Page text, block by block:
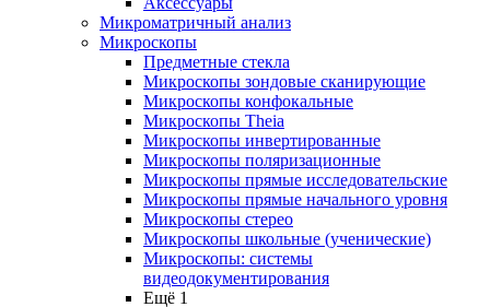
Микроматричный анализ
Микроскопы
Предметные стекла
Микроскопы зондовые сканирующие
Микроскопы конфокальные
Микроскопы Theia
Микроскопы инвертированные
Микроскопы поляризационные
Микроскопы прямые исследовательские
Микроскопы прямые начального уровня
Микроскопы стерео
Микроскопы школьные (ученические)
Микроскопы: системы
видеодокументирования
Ещё 1